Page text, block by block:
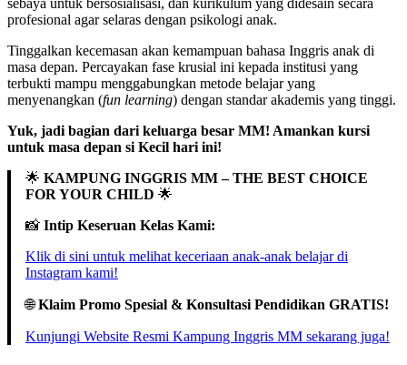
sebaya untuk bersosialisasi, dan kurikulum yang didesain secara
profesional agar selaras dengan psikologi anak.
Tinggalkan kecemasan akan kemampuan bahasa Inggris anak di
masa depan. Percayakan fase krusial ini kepada institusi yang
terbukti mampu menggabungkan metode belajar yang
menyenangkan (fun learning) dengan standar akademis yang tinggi.
Yuk, jadi bagian dari keluarga besar MM! Amankan kursi
untuk masa depan si Kecil hari ini!
🌟 KAMPUNG INGGRIS MM – THE BEST CHOICE
FOR YOUR CHILD 🌟
📸 Intip Keseruan Kelas Kami:
Klik di sini untuk melihat keceriaan anak-anak belajar di
Instagram kami!
🌐Klaim Promo Spesial & Konsultasi Pendidikan GRATIS!
Kunjungi Website Resmi Kampung Inggris MM sekarang juga!